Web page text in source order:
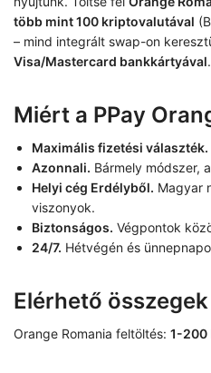
több mint 100 kriptovalutával
– mind integrált swap-on
Visa/Mastercard bankkártyával
Miért a PPay
Maximális fizetési választék.
Azonnali. Bármely módszer,
Helyi cég Erdélyből. Magyar
viszonyok.
Biztonságos. Végpontok
24/7. Hétvégén és
Elérhető összegek
Orange Romania feltöltés: 1-200